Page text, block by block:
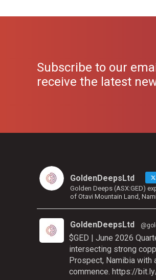
Subscribe to our
receive the latest
GoldenDeepsLtd
Golden Deeps (ASX:GED)
of Otavi Mountain Land,
GoldenDeepsLtd
$GED | June 2026
intersecting strong
Prospect, Namibia with
commence. https://